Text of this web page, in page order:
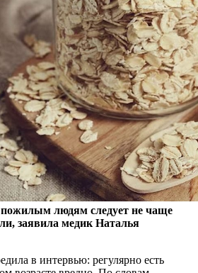
пожилым людям следует не чаще
заявила медик Наталья
в интервью: регулярно есть